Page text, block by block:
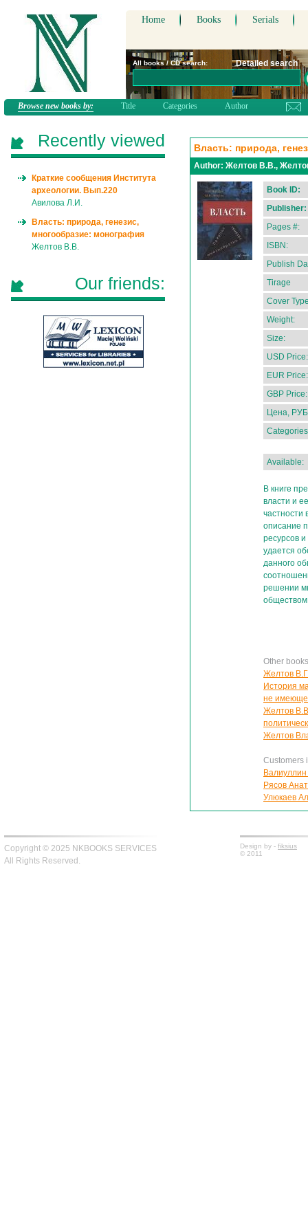
Home Books Serials
All books / CD search: Detailed search
Browse new books by: Title Categories Author
Власть: природа,
Author: Желтов В.В.,
Book ID:
Publisher:
Pages #:
ISBN:
Publish
Tirage
Cover
Weight:
Size:
USD Price:
EUR Price:
GBP Price:
Цена,
Available:
В книге
власти и
частности
описание
ресурсов
удается
данного
решении
Other
Желтов
История
не
Желтов
Желтов
Customers
Рясов
Улюкаев
Recently viewed
Краткие сообщения Института
археологии. Вып.220
Авилова Л.И.
Власть: природа, генезис,
многообразие: монография
Желтов В.В.
Our friends:
Copyright © 2025 NKBOOKS SERVICES
All Rights Reserved.
Design by - fiksius
© 2011